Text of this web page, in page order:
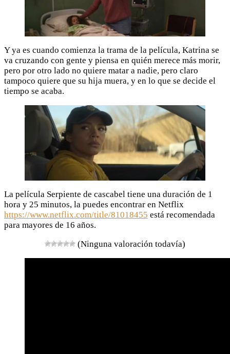
Y ya es cuando comienza la trama de la película, Katrina se
va cruzando con gente y piensa en quién merece más morir,
pero por otro lado no quiere matar a nadie, pero claro
tampoco quiere que su hija muera, y en lo que se decide el
tiempo se acaba.
La película Serpiente de cascabel tiene una duración de 1
hora y 25 minutos, la puedes encontrar en Netflix
https://www.netflix.com/title/81018455 está recomendada
para mayores de 16 años.
(Ninguna valoración todavía)